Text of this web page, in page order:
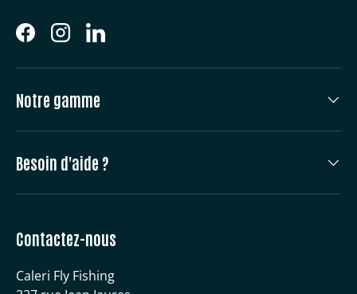
FacebookInstagramLinkedIn
Notre gamme
Besoin d'aide ?
Contactez-nous
Caleri Fly Fishing